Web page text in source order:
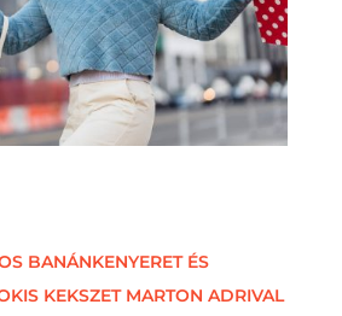
BANÁNKENYERET ÉS
KEKSZET MARTON ADRIVAL